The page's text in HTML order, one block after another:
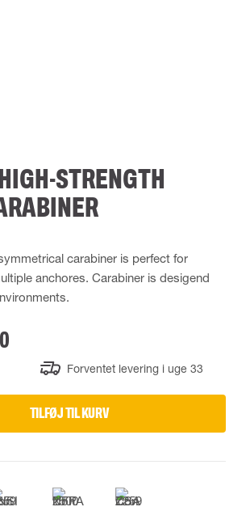
STRENGTH
carabiner is perfect for
anchores. Carabiner is desigend
Forventet levering i uge 33
TILFØJ TIL KURV